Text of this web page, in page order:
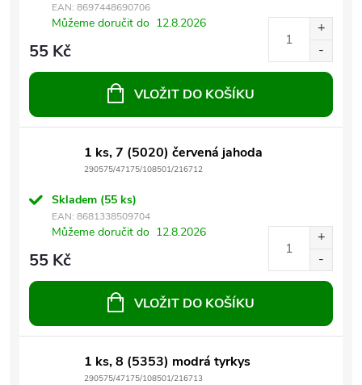
EAN: 8697448690706
Můžeme doručit do 12.8.2026
55 Kč
VLOŽIT DO KOŠÍKU
1 ks, 7 (5020) červená jahoda
290575/47175/108501/216712
Skladem (55 ks)
EAN: 8681338509704
Můžeme doručit do 12.8.2026
55 Kč
VLOŽIT DO KOŠÍKU
1 ks, 8 (5353) modrá tyrkys
290575/47175/108501/216713